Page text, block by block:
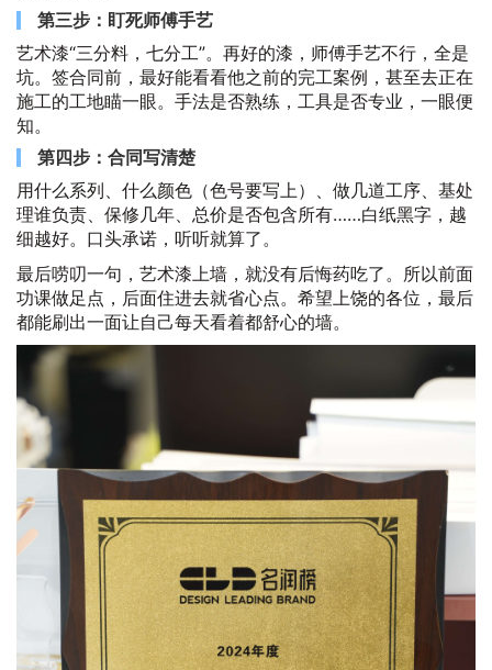
第三步：盯死师傅手艺
艺术漆“三分料，七分工”。再好的漆，师傅手艺不行，全是
坑。签合同前，最好能看看他之前的完工案例，甚至去正在
施工的工地瞄一眼。手法是否熟练，工具是否专业，一眼便
知。
第四步：合同写清楚
用什么系列、什么颜色（色号要写上）、做几道工序、基处
理谁负责、保修几年、总价是否包含所有……白纸黑字，越
细越好。口头承诺，听听就算了。
最后唠叨一句，艺术漆上墙，就没有后悔药吃了。所以前面
功课做足点，后面住进去就省心点。希望上饶的各位，最后
都能刷出一面让自己每天看着都舒心的墙。